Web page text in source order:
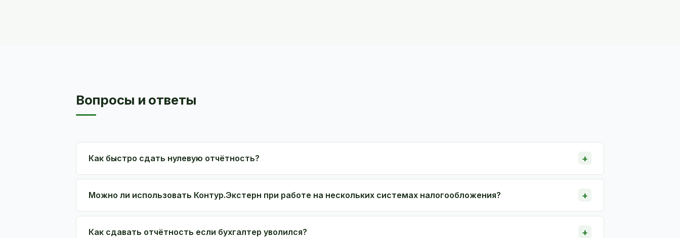
Вопросы и ответы
Как быстро сдать нулевую отчётность?
Можно ли использовать Контур.Экстерн при работе на нескольких системах налогообложения?
Как сдавать отчётность если бухгалтер уволился?